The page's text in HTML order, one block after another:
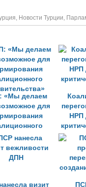
, Новости Турции,
«Мы делаем
для
НРП
визит